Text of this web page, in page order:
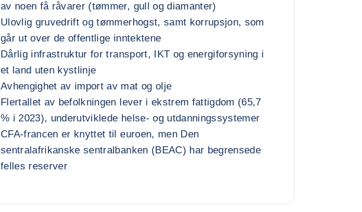
av noen få råvarer (tømmer, gull og diamanter)
Ulovlig gruvedrift og tømmerhogst, samt korrupsjon, som
går ut over de offentlige inntektene
Dårlig infrastruktur for transport, IKT og energiforsyning i
et land uten kystlinje
Avhengighet av import av mat og olje
Flertallet av befolkningen lever i ekstrem fattigdom (65,7
% i 2023), underutviklede helse- og utdanningssystemer
CFA-francen er knyttet til euroen, men Den
sentralafrikanske sentralbanken (BEAC) har begrensede
felles reserver